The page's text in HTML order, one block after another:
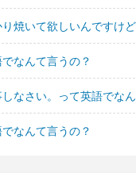
焼いて欲しいんですけ
なんて言うの？
なさい。って英語でな
なんて言うの？